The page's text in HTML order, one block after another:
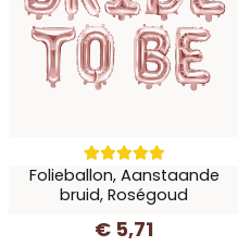
Folieballon, Aanstaande
bruid, Roségoud
€ 5,71